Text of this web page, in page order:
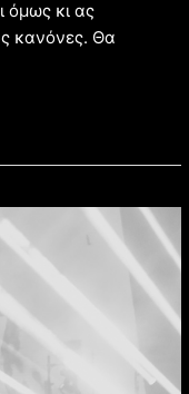
όμως κι ας
κανόνες. Θα